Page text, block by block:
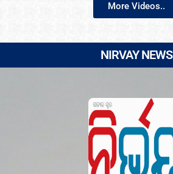
More Videos..
NIRVAY NEWS